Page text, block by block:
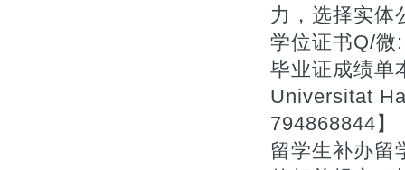
力，选择实体
学位证书Q/微
毕业证成绩单
Universitat
794868844】
留学生补办留